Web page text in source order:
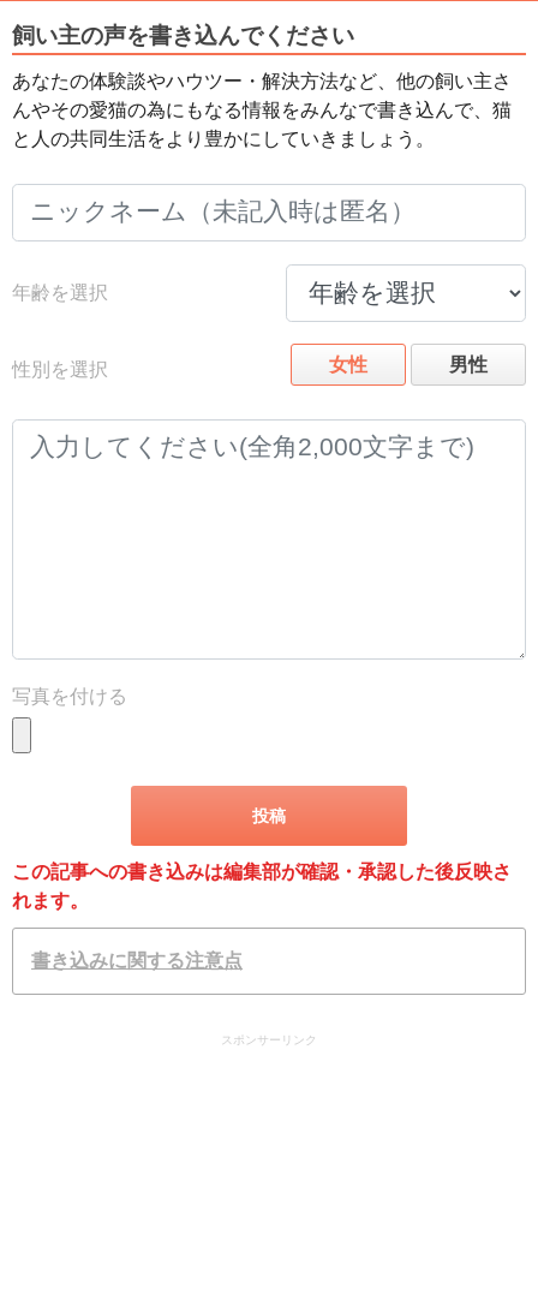
飼い主の声を書き込んでください
あなたの体験談やハウツー・解決方法など、他の飼い主さ
んやその愛猫の為にもなる情報をみんなで書き込んで、猫
と人の共同生活をより豊かにしていきましょう。
年齢を選択
性別を選択 女性 男性
写真を付ける
この記事への書き込みは編集部が確認・承認した後反映さ
れます。
書き込みに関する注意点
スポンサーリンク